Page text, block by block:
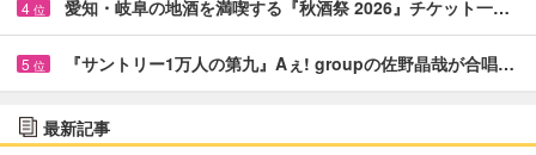
4 位 愛知・岐阜の地酒を満喫する『秋酒祭 2026』チケット一…
5 位 『サントリー1万人の第九』Aぇ! groupの佐野晶哉が合唱…
最新記事